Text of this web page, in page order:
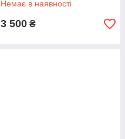
Немає в наявності
3 500 ₴